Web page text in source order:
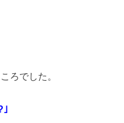
ろでした。
｣